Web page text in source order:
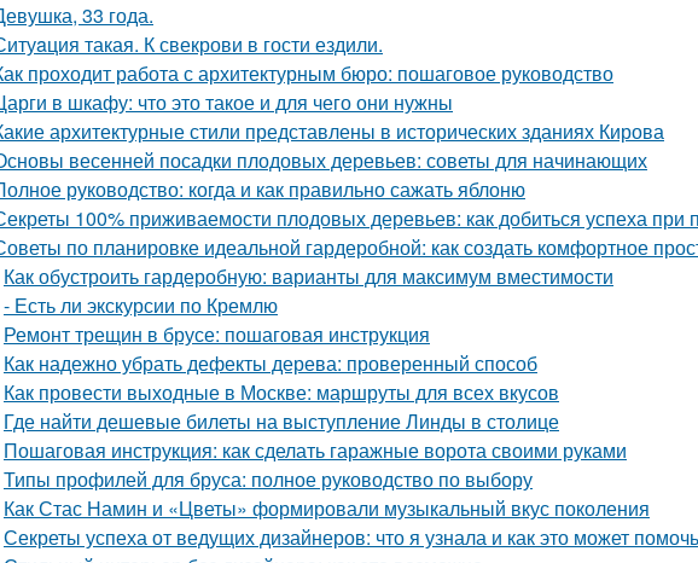
33 года.
такая. К свекрови в гости ездили.
проходит работа с архитектурным бюро: пошаговое руководство
в шкафу: что это такое и для чего они нужны
архитектурные стили представлены в исторических зданиях Кирова
весенней посадки плодовых деревьев: советы для начинающих
руководство: когда и как правильно сажать яблоню
100% приживаемости плодовых деревьев: как добиться успеха при
по планировке идеальной гардеробной: как создать комфортное
Как обустроить гардеробную: варианты для максимум вместимости
- Есть ли экскурсии по Кремлю
Ремонт трещин в брусе: пошаговая инструкция
Как надежно убрать дефекты дерева: проверенный способ
Как провести выходные в Москве: маршруты для всех вкусов
Где найти дешевые билеты на выступление Линды в столице
Пошаговая инструкция: как сделать гаражные ворота своими руками
Типы профилей для бруса: полное руководство по выбору
Как Стас Намин и «Цветы» формировали музыкальный вкус поколения
Секреты успеха от ведущих дизайнеров: что я узнала и как это может